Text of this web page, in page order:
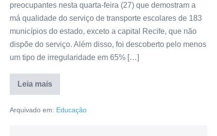
preocupantes nesta quarta-feira (27) que demostram a
má qualidade do serviço de transporte escolares de 183
municípios do estado, exceto a capital Recife, que não
dispõe do serviço. Além disso, foi descoberto pelo menos
um tipo de irregularidade em 65% […]
Leia mais
Arquivado em: Educação